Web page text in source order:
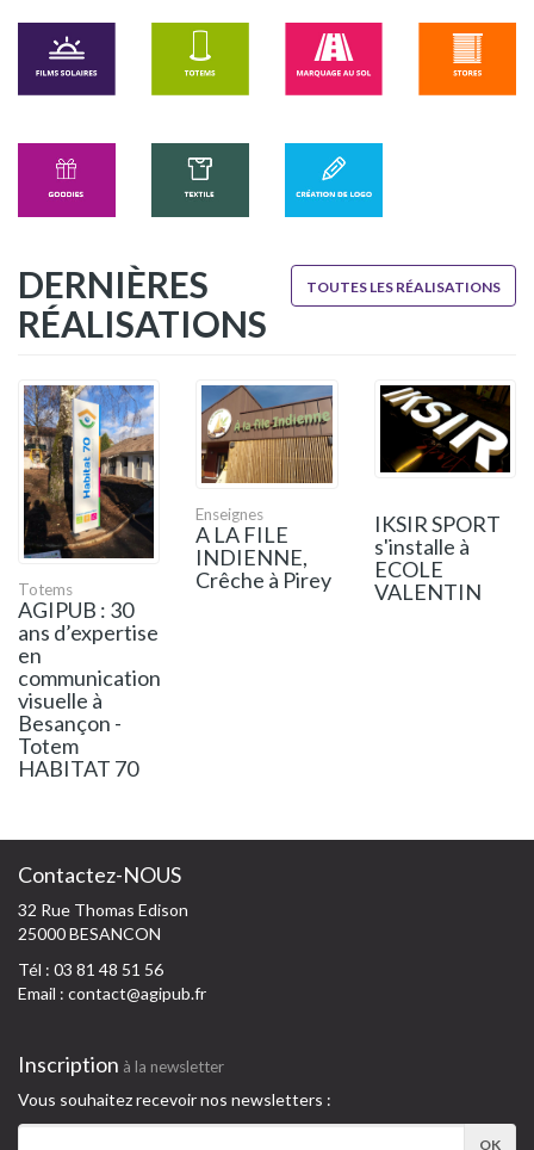
TOUTES LES RÉALISATIONS
DERNIÈRES
RÉALISATIONS
Totems
AGIPUB : 30
ans d’expertise
en
communication
visuelle à
Besançon -
Totem
HABITAT 70
Enseignes
A LA FILE
INDIENNE,
Crêche à Pirey
IKSIR SPORT
s'installe à
ECOLE
VALENTIN
Contactez-NOUS
32 Rue Thomas Edison
25000 BESANCON
Tél : 03 81 48 51 56
Email : contact@agipub.fr
Inscription à la newsletter
Vous souhaitez recevoir nos newsletters :